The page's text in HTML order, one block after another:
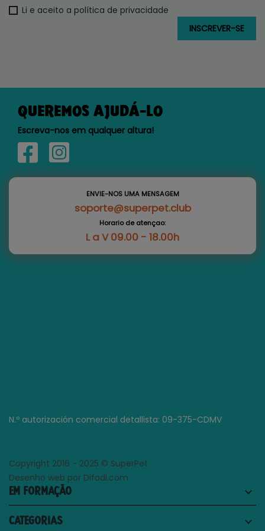
Li e aceito a política de privacidade
QUEREMOS AJUDÁ-LO
Escreva-nos em qualquer altura!
ENVIE-NOS UMA MENSAGEM
soporte@superpet.club
Horario de atençao:
L a V 09.00 - 18.00h
N.º autorización comercial detallista: 09-375-CDMV
Copyright 2016 - 2025 © SuperPet
Desenho web por Difadi.com
EM FORMAÇÃO keyboard_arrow_down
CATEGORIAS keyboard_arrow_down